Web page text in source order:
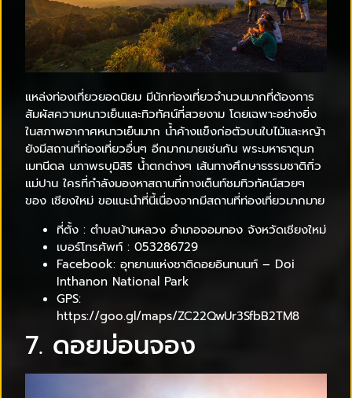
แหล่งท่องเที่ยวยอดนิยม มีนักท่องเที่ยวจำนวนมากที่ต้องการ
สัมผัสความหนาวเย็นและทิวทัศน์ที่สวยงาม โดยเฉพาะอย่างยิ่ง
ในสภาพอากาศหนาวเย็นมาก น้ำค้างแข็งก่อตัวบนใบไม้และหญ้า
ยังมีสถานที่ท่องเที่ยวอื่นๆ อีกมากมายเช่นกัน พระมหาธาตุนภ
เมทนีดล นภาพรบุมิสิริ น้ำตกต่างๆ เส้นทางศึกษาธรรมชาติกิ่ว
แม่ปาน ใครที่กำลังมองหาสถานที่กางเต็นท์ชมทิวทัศน์สวยๆ
ของ เชียงใหม่ ขอแนะนำที่นี้เนื่องจากมีสถานที่ท่องเที่ยวมากมาย
ที่ตั้ง : ตำบลบ้านหลวง อำเภอจอมทอง จังหวัดเชียงใหม่
เบอร์โทรศัพท์ : 053286729
Facebook: อุทยานแห่งชาติดอยอินทนนท์ – Doi
Inthanon National Park
GPS:
https://goo.gl/maps/ZC22QwUr3SfbB2TM8
7. ดอยม่อนจอง